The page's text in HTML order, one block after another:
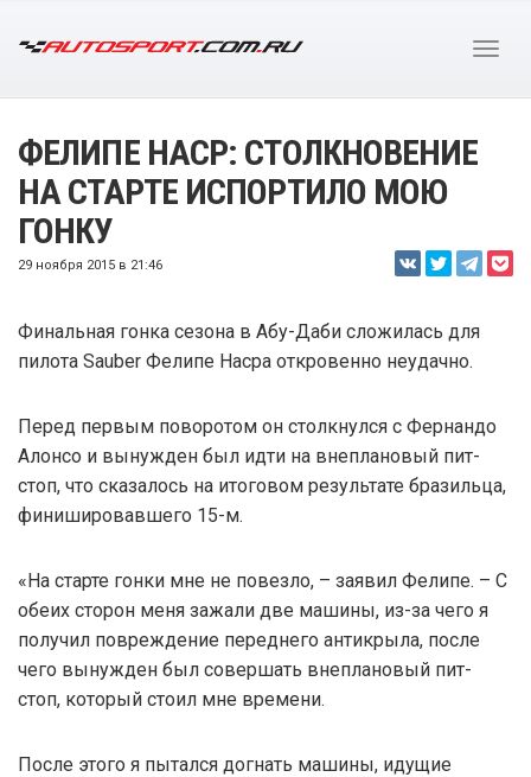
ФЕЛИПЕ НАСР: СТОЛКНОВЕНИЕ
НА СТАРТЕ ИСПОРТИЛО МОЮ
ГОНКУ
29 ноября 2015 в 21:46
Финальная гонка сезона в Абу-Даби сложилась для
пилота Sauber Фелипе Насра откровенно неудачно.
Перед первым поворотом он столкнулся с Фернандо
Алонсо и вынужден был идти на внеплановый пит-
стоп, что сказалось на итоговом результате бразильца,
финишировавшего 15-м.
«На старте гонки мне не повезло, – заявил Фелипе. – С
обеих сторон меня зажали две машины, из-за чего я
получил повреждение переднего антикрыла, после
чего вынужден был совершать внеплановый пит-
стоп, который стоил мне времени.
После этого я пытался догнать машины, идущие